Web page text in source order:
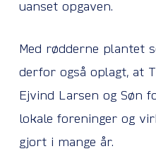
uanset opgaven.
Med rødderne plantet
derfor også oplagt, at
Ejvind Larsen og Søn
lokale foreninger og
gjort i mange år.